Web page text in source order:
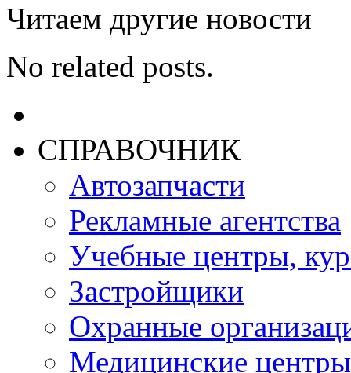
Читаем другие новости
No related posts.
СПРАВОЧНИК
Автозапчасти
Рекламные агентства
Учебные центры,
Застройщики
Охранные
Медицинские центры